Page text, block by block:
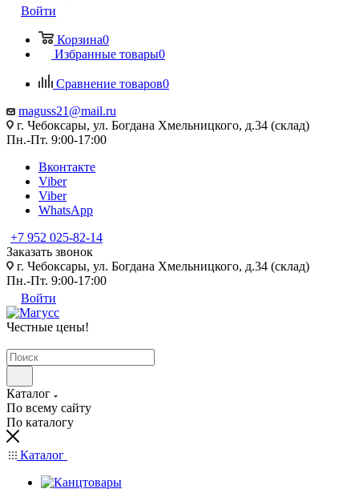
Войти
Корзина0
Избранные товары0
Сравнение товаров0
maguss21@mail.ru
г. Чебоксары, ул. Богдана Хмельницкого, д.34 (склад)
Пн.-Пт. 9:00-17:00
Вконтакте
Viber
Viber
WhatsApp
+7 952 025-82-14
Заказать звонок
г. Чебоксары, ул. Богдана Хмельницкого, д.34 (склад)
Пн.-Пт. 9:00-17:00
Войти
Честные цены!
Каталог
По всему сайту
По каталогу
Каталог